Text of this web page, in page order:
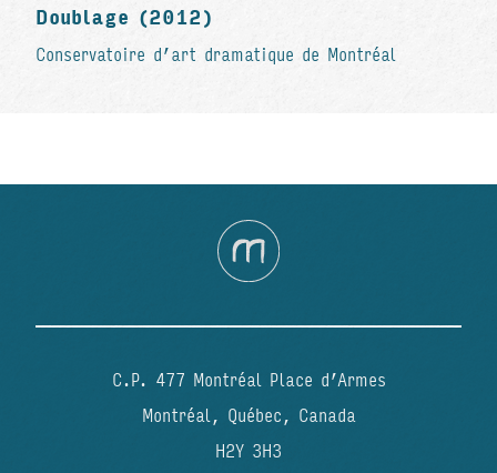
Doublage (2012)
Conservatoire d’art dramatique de Montréal
C.P. 477 Montréal Place d’Armes
Montréal, Québec, Canada
H2Y 3H3